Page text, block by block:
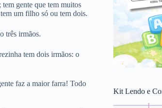
gente que tem muitos
um filho só ou tem dois.
três irmãos.
tem dois irmãos: o
faz a maior farra! Todo
Kit Lendo e